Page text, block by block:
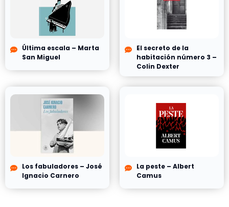
Última escala – Marta
San Miguel
El secreto de la
habitación número 3 –
Colin Dexter
Los fabuladores – José
Ignacio Carnero
La peste – Albert
Camus